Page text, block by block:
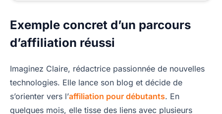
Exemple concret d’un parcours
d’affiliation réussi
Imaginez Claire, rédactrice passionnée de nouvelles
technologies. Elle lance son blog et décide de
s’orienter vers l’affiliation pour débutants. En
quelques mois, elle tisse des liens avec plusieurs